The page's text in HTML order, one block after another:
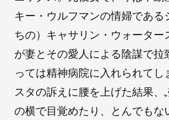
キー・ウルフマンの情婦である
ちの）キャサリン・ウォーター
が妻とその愛人による陰謀で拉
っては精神病院に入れられて
スタの訴えに腰を上げた結果、
の横で目覚めたり、とんでもな